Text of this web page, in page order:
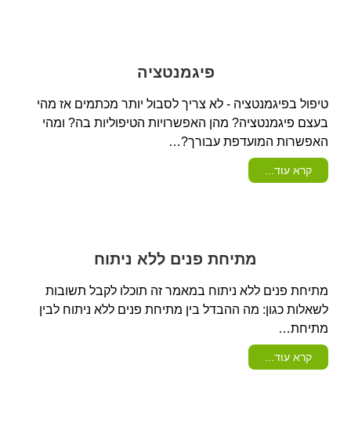
פיגמנטציה
טיפול בפיגמנטציה - לא צריך לסבול יותר מכתמים אז מהי
בעצם פיגמנטציה? מהן האפשרויות הטיפוליות בה? ומהי
האפשרות המועדפת עבורך?…
קרא עוד...
מתיחת פנים ללא ניתוח
מתיחת פנים ללא ניתוח במאמר זה תוכלו לקבל תשובות
לשאלות כגון: מה ההבדל בין מתיחת פנים ללא ניתוח לבין
מתיחת…
קרא עוד...